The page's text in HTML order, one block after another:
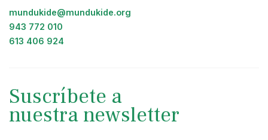
mundukide@mundukide.org
943 772 010
613 406 924
Suscríbete a
nuestra newsletter